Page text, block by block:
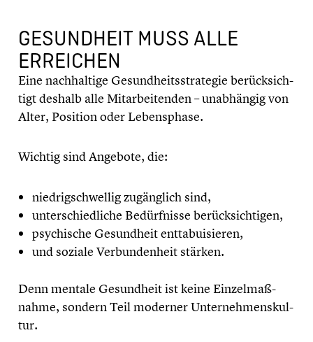
GESUND­HEIT MUSS ALLE
ERREICHEN
Eine nachhal­tige Gesund­heits­stra­te­gie berück­sich­
tigt deshalb alle Mitar­bei­ten­den – unabhän­gig von
Alter, Position oder Lebens­phase.
Wichtig sind Angebote, die:
niedrig­schwel­lig zugäng­lich sind,
unter­schied­li­che Bedürf­nisse berück­sich­ti­gen,
psychi­sche Gesund­heit entta­bui­sie­ren,
und soziale Verbun­den­heit stärken.
Denn mentale Gesund­heit ist keine Einzel­maß­
nahme, sondern Teil moderner Unter­neh­mens­kul­
tur.